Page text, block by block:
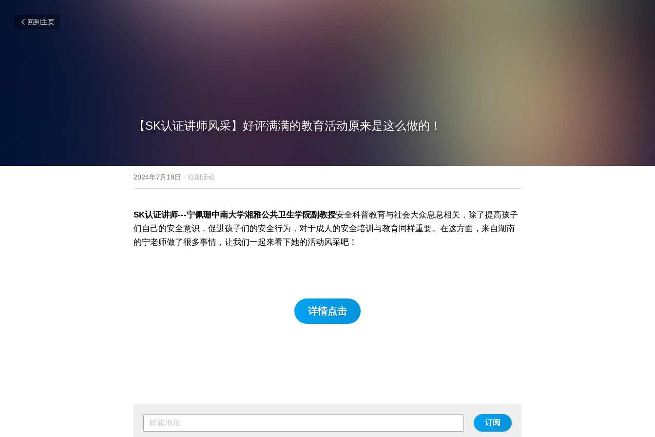
回到主页
【SK认证讲师风采】好评满满的教育活动原来是这么做的！
2024年7月19日 · 往期活动
SK认证讲师---宁佩珊中南大学湘雅公共卫生学院副教授安全科普教育与社会大众息息相关，除了提高孩子
们自己的安全意识，促进孩子们的安全行为，对于成人的安全培训与教育同样重要。在这方面，来自湖南
的宁老师做了很多事情，让我们一起来看下她的活动风采吧！
详情点击
订阅